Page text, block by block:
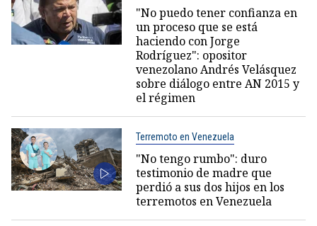
"No puedo tener confianza en
un proceso que se está
haciendo con Jorge
Rodríguez": opositor
venezolano Andrés Velásquez
sobre diálogo entre AN 2015 y
el régimen
Terremoto en Venezuela
"No tengo rumbo": duro
testimonio de madre que
perdió a sus dos hijos en los
terremotos en Venezuela